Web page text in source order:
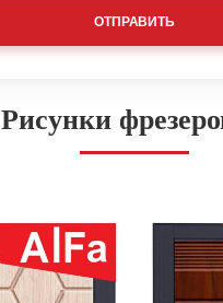
ОТПРАВИТЬ
Рисунки